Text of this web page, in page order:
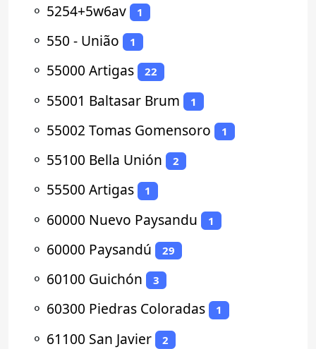
⚬ 5254+5w6av 1
⚬ 550 - União 1
⚬ 55000 Artigas 22
⚬ 55001 Baltasar Brum 1
⚬ 55002 Tomas Gomensoro 1
⚬ 55100 Bella Unión 2
⚬ 55500 Artigas 1
⚬ 60000 Nuevo Paysandu 1
⚬ 60000 Paysandú 29
⚬ 60100 Guichón 3
⚬ 60300 Piedras Coloradas 1
⚬ 61100 San Javier 2